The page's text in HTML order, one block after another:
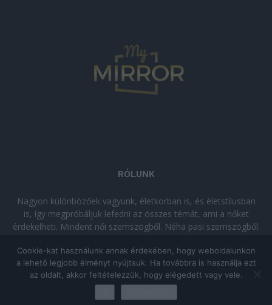
RÓLUNK
Nagyon különbözőek vagyunk, életkorban is, és életstílusban
is, így megpróbáljuk lefedni az összes témát, ami a nőket
érdekelheti. Mindent női szemszögből. Néha pasi szemszögből.
kikapcsolódásra vágysz!
© Copyright 2026 - mymirror.huADATKEZELÉSI TÁJÉKOZTATÓ
Impresszum
Cookie-kat használunk annak érdekében, hogy weboldalunkon
a lehető legjobb élményt nyújtsuk. Ha továbbra is használja ezt
az oldalt, akkor feltételezzük, hogy elégedett vagy vele.